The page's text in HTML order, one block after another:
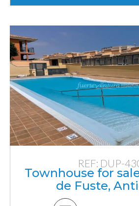
REF: DUP-
Townhouse for
de Fuste,
Fuerteventura,